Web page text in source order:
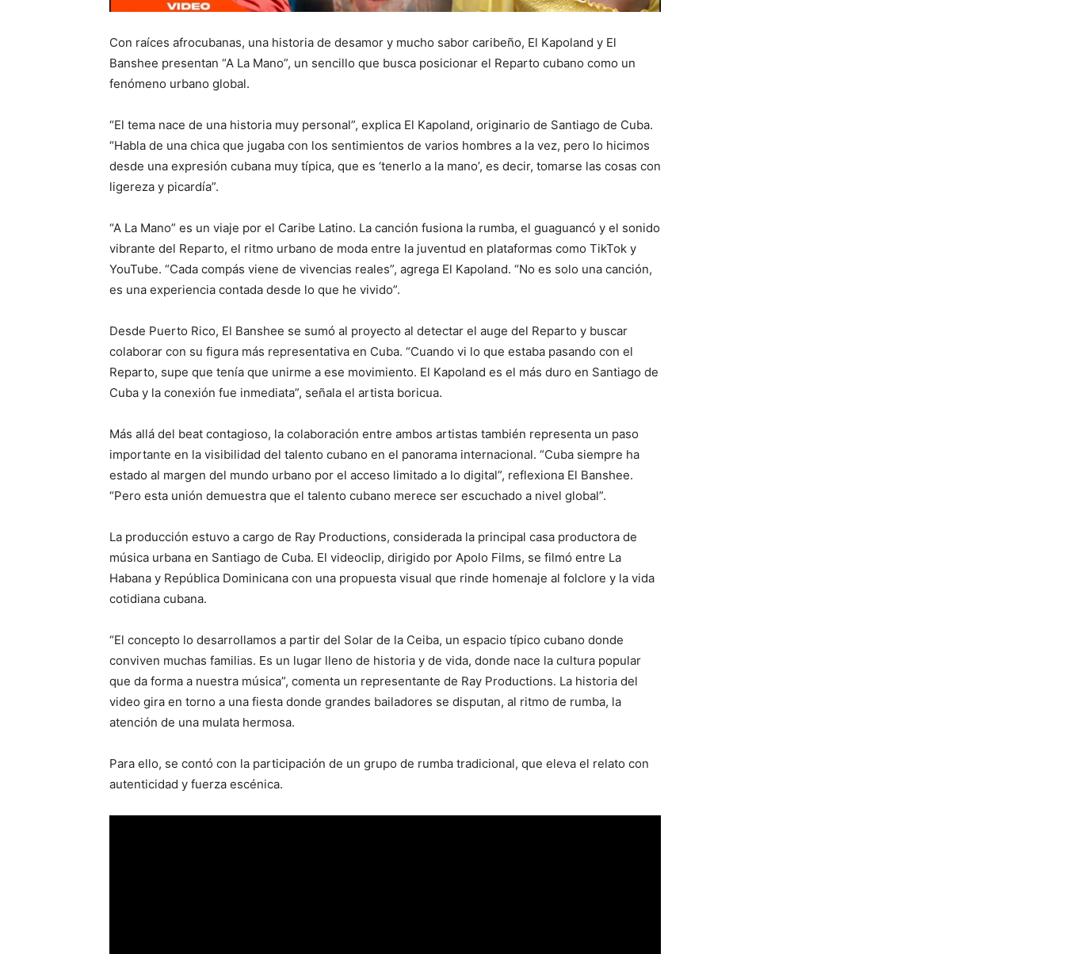
Con raíces afrocubanas, una historia de desamor y mucho sabor caribeño, El Kapoland y El
Banshee presentan “A La Mano”, un sencillo que busca posicionar el Reparto cubano como un
fenómeno urbano global.
“El tema nace de una historia muy personal”, explica El Kapoland, originario de Santiago de Cuba.
“Habla de una chica que jugaba con los sentimientos de varios hombres a la vez, pero lo hicimos
desde una expresión cubana muy típica, que es ‘tenerlo a la mano’, es decir, tomarse las cosas con
ligereza y picardía”.
“A La Mano” es un viaje por el Caribe Latino. La canción fusiona la rumba, el guaguancó y el sonido
vibrante del Reparto, el ritmo urbano de moda entre la juventud en plataformas como TikTok y
YouTube. “Cada compás viene de vivencias reales”, agrega El Kapoland. “No es solo una canción,
es una experiencia contada desde lo que he vivido”.
Desde Puerto Rico, El Banshee se sumó al proyecto al detectar el auge del Reparto y buscar
colaborar con su figura más representativa en Cuba. “Cuando vi lo que estaba pasando con el
Reparto, supe que tenía que unirme a ese movimiento. El Kapoland es el más duro en Santiago de
Cuba y la conexión fue inmediata”, señala el artista boricua.
Más allá del beat contagioso, la colaboración entre ambos artistas también representa un paso
importante en la visibilidad del talento cubano en el panorama internacional. “Cuba siempre ha
estado al margen del mundo urbano por el acceso limitado a lo digital”, reflexiona El Banshee.
“Pero esta unión demuestra que el talento cubano merece ser escuchado a nivel global”.
La producción estuvo a cargo de Ray Productions, considerada la principal casa productora de
música urbana en Santiago de Cuba. El videoclip, dirigido por Apolo Films, se filmó entre La
Habana y República Dominicana con una propuesta visual que rinde homenaje al folclore y la vida
cotidiana cubana.
“El concepto lo desarrollamos a partir del Solar de la Ceiba, un espacio típico cubano donde
conviven muchas familias. Es un lugar lleno de historia y de vida, donde nace la cultura popular
que da forma a nuestra música”, comenta un representante de Ray Productions. La historia del
video gira en torno a una fiesta donde grandes bailadores se disputan, al ritmo de rumba, la
atención de una mulata hermosa.
Para ello, se contó con la participación de un grupo de rumba tradicional, que eleva el relato con
autenticidad y fuerza escénica.